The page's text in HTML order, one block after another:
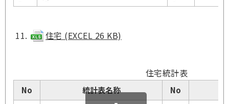
住宅 (EXCEL 26 KB)
住宅統計表
No 統計表名称
No